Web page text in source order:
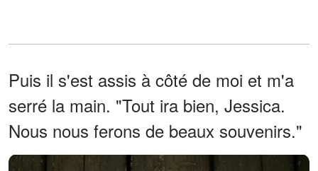
Puis il s'est assis à côté de moi et m'a
serré la main. "Tout ira bien, Jessica.
Nous nous ferons de beaux souvenirs."